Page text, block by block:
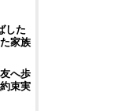
した
家族
へ歩
束実